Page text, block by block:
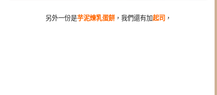
另外一份是芋泥煉乳蛋餅，我們還有加起司 ，